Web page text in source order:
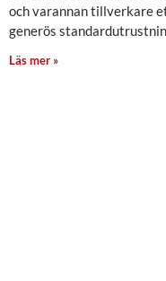
och varannan tillverkare
generös
Läs mer »